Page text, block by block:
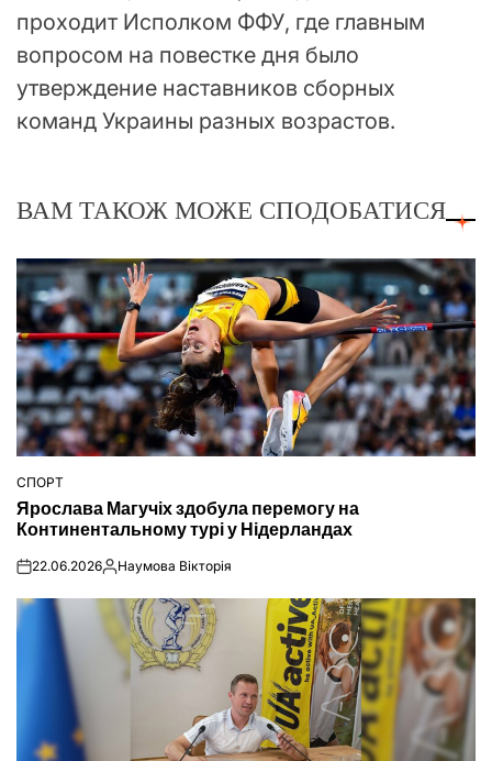
проходит Исполком ФФУ, где главным
вопросом на повестке дня было
утверждение наставников сборных
команд Украины разных возрастов.
ВАМ ТАКОЖ МОЖЕ СПОДОБАТИСЯ
ОПУБЛІКУВАТИ
У
СПОРТ
Ярослава Магучіх здобула перемогу на
Континентальному турі у Нідерландах
on22.06.2026Опубліковано
Наумова Вікторія